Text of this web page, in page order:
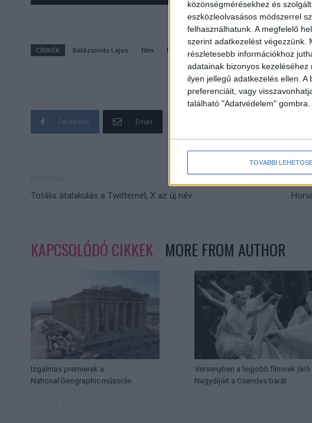
közönségmérésekhez és
eszközleolvasásos módszerrel
felhasználhatunk. A megfelelő
szerint adatkezelést végezzünk.
részletesebb információkhoz
adatainak bizonyos
ilyen jellegű adatkezelés ellen.
preferenciáit, vagy
található "Adatvédelem" gombra.
TOVÁBBI
CÍMKÉK Balázsovits Lajos film Magyar Mozi TV
Facebook Email
Totális átalakulás a Twitternél, X az új név
KAPCSOLÓDÓ CIKKEK MORE FROM AUTHOR
Izgalmas premierek a
National Geographic műsorán
Versenyben a legjobb filmnek járó
Nagydíjért a Csendes barát